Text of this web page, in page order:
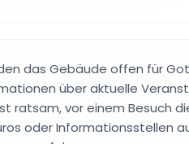
das Gebäude offen für
über aktuelle
ratsam, vor einem Besuch
oder Informationsstellen